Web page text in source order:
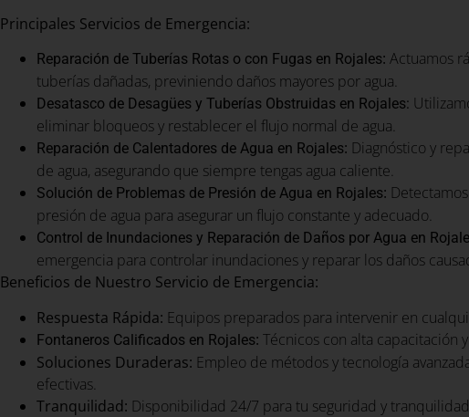
Principales Servicios de Emergencia:
Reparación de Tuberías Rotas o con Fugas en Rojales: Actuamos
tuberías dañadas, previniendo daños mayores por agua.
Desatasco de Desagües y Tuberías Obstruidas en Rojales:
eliminar bloqueos y restablecer el flujo normal de agua.
Reparación de Calentadores de Agua en Rojales: Diagnóstico y
de agua, asegurando que siempre tengas agua caliente.
Solución de Problemas de Presión de Agua en Rojales:
presión de agua para asegurar un flujo constante y adecuado.
Control de Inundaciones y Reparación de Daños por Agua en
emergencia para controlar inundaciones y reparar los daños
Beneficios de Nuestro Servicio de Emergencia:
Respuesta Rápida: Equipos preparados para intervenir en
Fontaneros Calificados en Rojales: Técnicos con alta capacitación
Soluciones Duraderas: Empleo de métodos y tecnología
efectivas.
Tranquilidad: Disponibilidad 24/7 para tu seguridad y